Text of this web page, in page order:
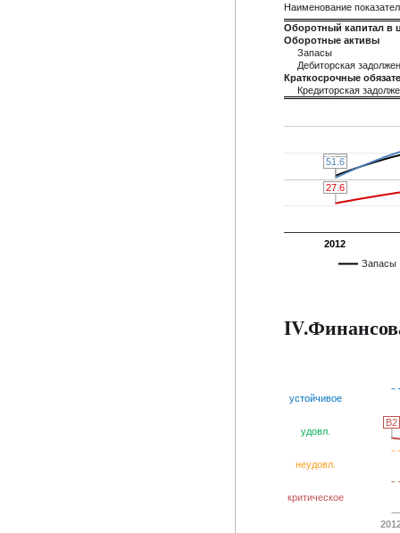
Наименование
Оборотный капитал в
Оборотные активы
Запасы
Дебиторская
Краткосрочные
Кредиторская
Запасы
2012
53.5
53.5
51.6
51.6
27.6
27.6
устойчивое
удовл.
неудовл.
критическое
B2
B2